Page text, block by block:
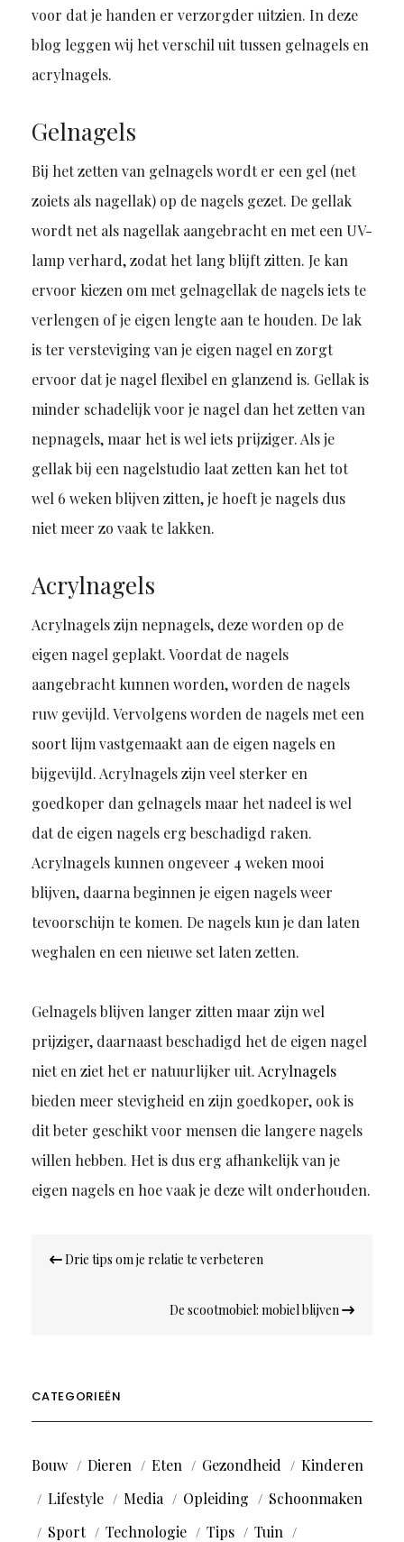
voor dat je handen er verzorgder uitzien. In deze
blog leggen wij het verschil uit tussen gelnagels en
acrylnagels.
Gelnagels
Bij het zetten van gelnagels wordt er een gel (net
zoiets als nagellak) op de nagels gezet. De gellak
wordt net als nagellak aangebracht en met een UV-
lamp verhard, zodat het lang blijft zitten. Je kan
ervoor kiezen om met gelnagellak de nagels iets te
verlengen of je eigen lengte aan te houden. De lak
is ter versteviging van je eigen nagel en zorgt
ervoor dat je nagel flexibel en glanzend is. Gellak is
minder schadelijk voor je nagel dan het zetten van
nepnagels, maar het is wel iets prijziger. Als je
gellak bij een nagelstudio laat zetten kan het tot
wel 6 weken blijven zitten, je hoeft je nagels dus
niet meer zo vaak te lakken.
Acrylnagels
Acrylnagels zijn nepnagels, deze worden op de
eigen nagel geplakt. Voordat de nagels
aangebracht kunnen worden, worden de nagels
ruw gevijld. Vervolgens worden de nagels met een
soort lijm vastgemaakt aan de eigen nagels en
bijgevijld. Acrylnagels zijn veel sterker en
goedkoper dan gelnagels maar het nadeel is wel
dat de eigen nagels erg beschadigd raken.
Acrylnagels kunnen ongeveer 4 weken mooi
blijven, daarna beginnen je eigen nagels weer
tevoorschijn te komen. De nagels kun je dan laten
weghalen en een nieuwe set laten zetten.
Gelnagels blijven langer zitten maar zijn wel
prijziger, daarnaast beschadigd het de eigen nagel
niet en ziet het er natuurlijker uit.Acrylnagels
bieden meer stevigheid en zijn goedkoper, ook is
dit beter geschikt voor mensen die langere nagels
willen hebben. Het is dus erg afhankelijk van je
eigen nagels en hoe vaak je deze wilt onderhouden.
navigatie
Drie tips om je relatie te verbeteren
De scootmobiel: mobiel blijven
CATEGORIEËN
Bouw Dieren Eten Gezondheid
Kinderen
Lifestyle
Media Opleiding
Schoonmaken
Sport
Technologie Tips Tuin